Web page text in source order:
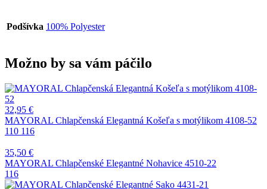
Podšívka 100% Polyester
Možno by sa vám páčilo
32,95 €
MAYORAL Chlapčenská Elegantná Košeľa s motýlikom 4108-52
110 116
35,50 €
MAYORAL Chlapčenské Elegantné Nohavice 4510-22
116